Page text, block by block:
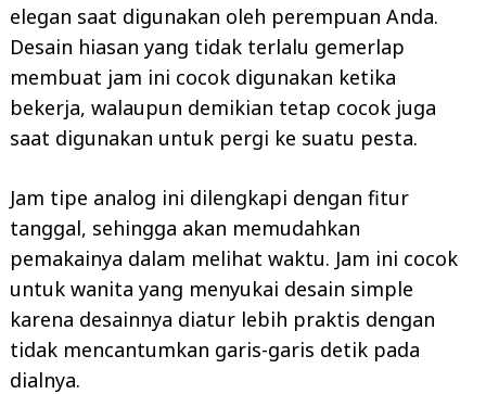
elegan saat digunakan oleh perempuan Anda.
Desain hiasan yang tidak terlalu gemerlap
membuat jam ini cocok digunakan ketika
bekerja, walaupun demikian tetap cocok juga
saat digunakan untuk pergi ke suatu pesta.
Jam tipe analog ini dilengkapi dengan fitur
tanggal, sehingga akan memudahkan
pemakainya dalam melihat waktu. Jam ini cocok
untuk wanita yang menyukai desain simple
karena desainnya diatur lebih praktis dengan
tidak mencantumkan garis-garis detik pada
dialnya.
Search
for: